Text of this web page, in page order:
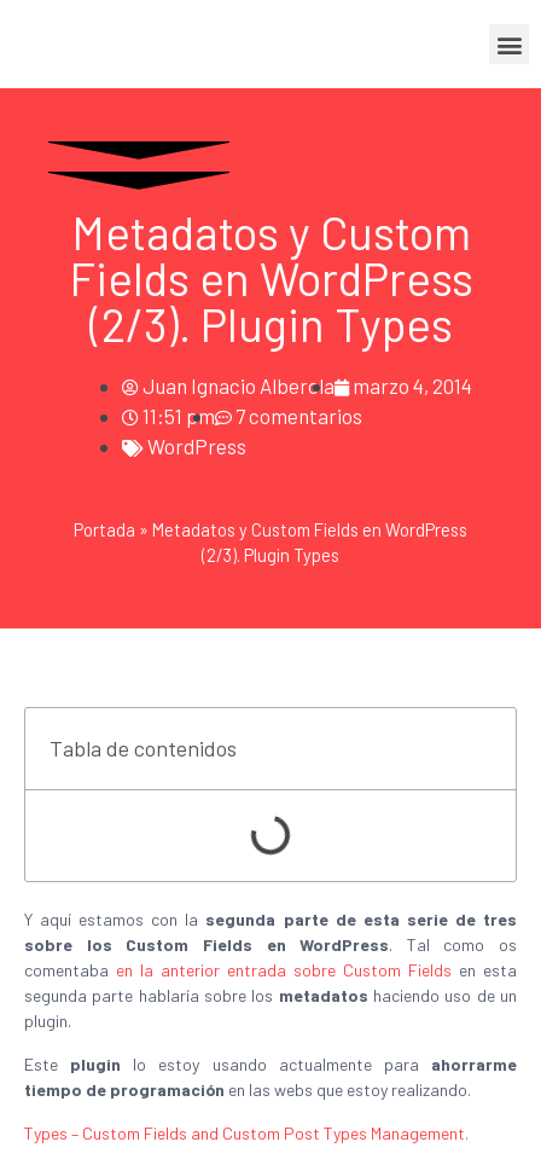
Metadatos y Custom
Fields en WordPress
(2/3). Plugin Types
Juan Ignacio Alberola
marzo 4, 2014
11:51 pm
7 comentarios
WordPress
Portada » Metadatos y Custom Fields en WordPress
(2/3). Plugin Types
Tabla de contenidos
Y aquí estamos con la segunda parte de esta serie de tres
sobre los Custom Fields en WordPress. Tal como os
comentaba en la anterior entrada sobre Custom Fields en esta
segunda parte hablaría sobre los metadatos haciendo uso de un
plugin.
Este plugin lo estoy usando actualmente para ahorrarme
tiempo de programación en las webs que estoy realizando.
Types – Custom Fields and Custom Post Types Management.